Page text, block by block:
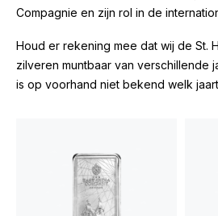
Compagnie en zijn rol in de
Houd er rekening mee dat wij de St.
zilveren muntbaar van verschillende
is op voorhand niet bekend welk